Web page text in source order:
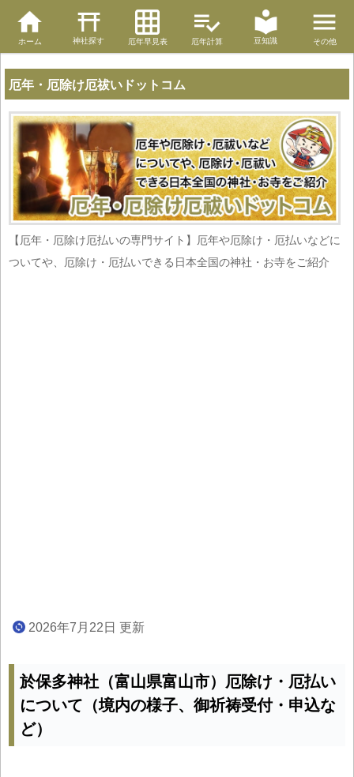
ホーム 神社探す 厄年早見表 厄年計算 豆知識 その他
厄年・厄除け厄祓いドットコム
【厄年・厄除け厄払いの専門サイト】厄年や厄除け・厄払いなどに
ついてや、厄除け・厄払いできる日本全国の神社・お寺をご紹介
2026年7月22日 更新
於保多神社（富山県富山市）厄除け・厄払い
について（境内の様子、御祈祷受付・申込な
ど）